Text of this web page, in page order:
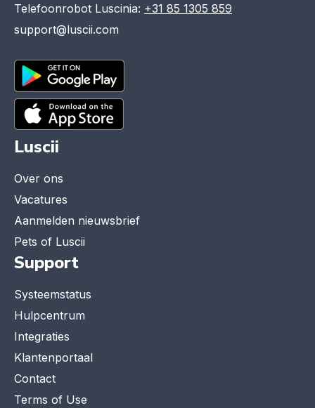
Telefoonrobot Luscinia: +31 85 1305 859
support@luscii.com
Luscii
Over ons
Vacatures
Aanmelden nieuwsbrief
Pets of Luscii
Support
Systeemstatus
Hulpcentrum
Integraties
Klantenportaal
Contact
Terms of Use